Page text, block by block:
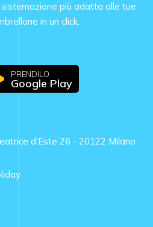
più adatta alle tue
in un click.
PRENDILO
Google Play
d'Este 26 - 20122 Milano